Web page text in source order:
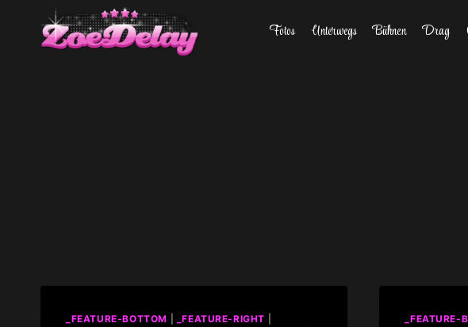
springen
Fotos Unterwegs Bühnen Drag
_FEATURE-BOTTOM _FEATURE-RIGHT _FEATURE-